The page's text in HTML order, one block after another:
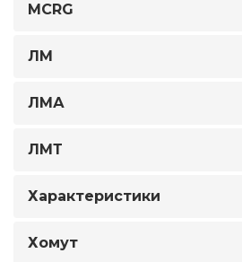
MCRG
ЛМ
ЛМА
ЛМТ
Характеристики
Хомут